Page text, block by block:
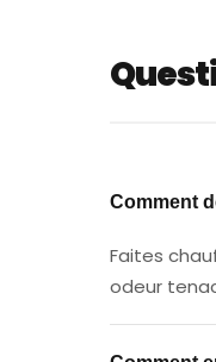
Comment
Faites
odeur